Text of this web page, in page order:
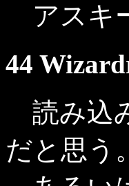
アスキ
44
読み込
だと思う。